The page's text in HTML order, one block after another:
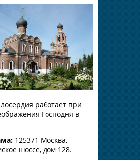
работает при
Господня в
125371 Москва,
шоссе, дом 128.